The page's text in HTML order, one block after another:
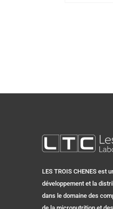
LES TROIS CHENES est
développement et la
dans le domaine des